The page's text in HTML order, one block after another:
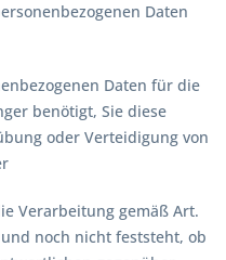
Daten
Daten für die
benötigt, Sie diese
oder Verteidigung von
Verarbeitung gemäß Art.
noch nicht feststeht, ob